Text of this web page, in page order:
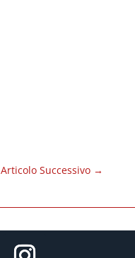
Articolo Successivo →